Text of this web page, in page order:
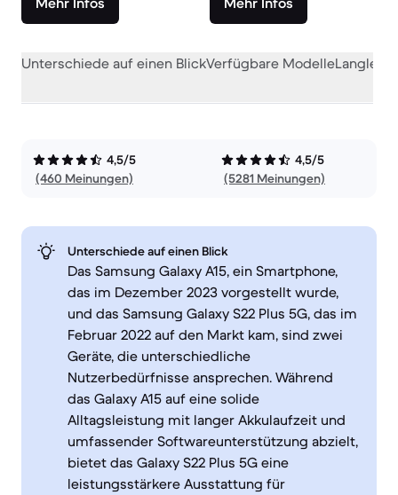
Unterschiede auf einen BlickVerfügbare Modelle
4,5/5
(460 Meinungen)
4,5/5
(5281 Meinungen)
Unterschiede auf einen Blick
Das Samsung Galaxy A15, ein Smartphone,
das im Dezember 2023 vorgestellt wurde,
und das Samsung Galaxy S22 Plus 5G, das im
Februar 2022 auf den Markt kam, sind zwei
Geräte, die unterschiedliche
Nutzerbedürfnisse ansprechen. Während
das Galaxy A15 auf eine solide
Alltagsleistung mit langer Akkulaufzeit und
umfassender Softwareunterstützung abzielt,
bietet das Galaxy S22 Plus 5G eine
leistungsstärkere Ausstattung für